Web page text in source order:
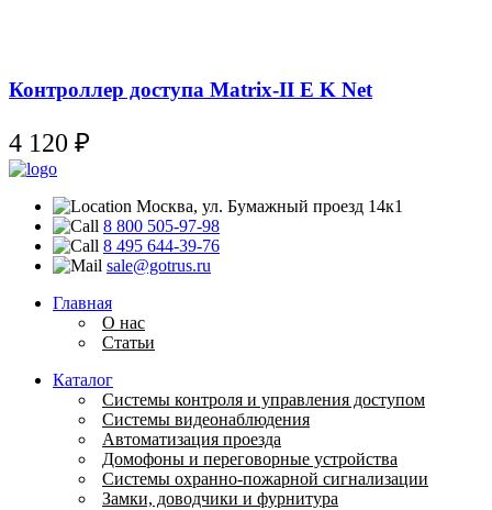
Контроллер доступа Matrix-II E K Net
4 120 ₽
Москва, ул. Бумажный проезд 14к1
8 800 505-97-98
8 495 644-39-76
sale@gotrus.ru
Главная
О нас
Статьи
Каталог
Системы контроля и управления доступом
Системы видеонаблюдения
Автоматизация проезда
Домофоны и переговорные устройства
Системы охранно-пожарной сигнализации
Замки, доводчики и фурнитура